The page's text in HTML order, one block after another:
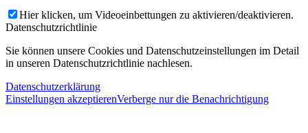
Hier klicken, um Videoeinbettungen zu aktivieren/deaktivieren.
Datenschutzrichtlinie
Sie können unsere Cookies und Datenschutzeinstellungen im Detail
in unseren Datenschutzrichtlinie nachlesen.
Datenschutzerklärung
Einstellungen akzeptierenVerberge nur die Benachrichtigung